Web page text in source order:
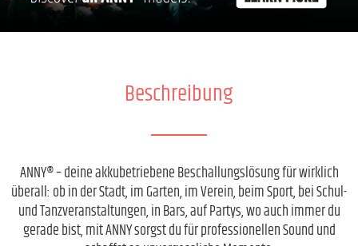
Beschreibung
ANNY® – deine akkubetriebene Beschallungslösung für wirklich
überall: ob in der Stadt, im Garten, im Verein, beim Sport, bei Schul-
und Tanzveranstaltungen, in Bars, auf Partys, wo auch immer du
gerade bist, mit ANNY sorgst du für professionellen Sound und